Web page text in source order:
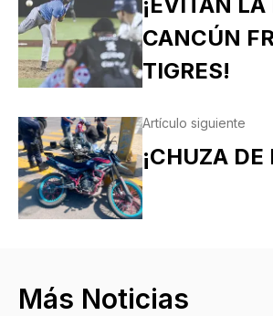
CANCÚN
TIGRES!
Artículo siguiente
¡CHUZA DE
Más Noticias